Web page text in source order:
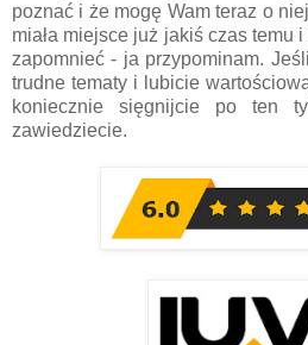
poznać i że mogę Wam teraz o
miała miejsce już jakiś czas temu
zapomnieć - ja przypominam.
trudne tematy i lubicie
koniecznie sięgnijcie po ten
zawiedziecie.